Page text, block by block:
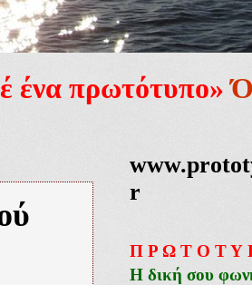
ένα πρωτότυπο»
r
Π Ρ Ω Τ Ο Τ Υ
Η δική σου